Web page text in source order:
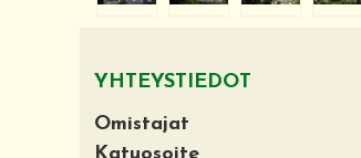
YHTEYSTIEDOT
Omistajat
Katuosoite